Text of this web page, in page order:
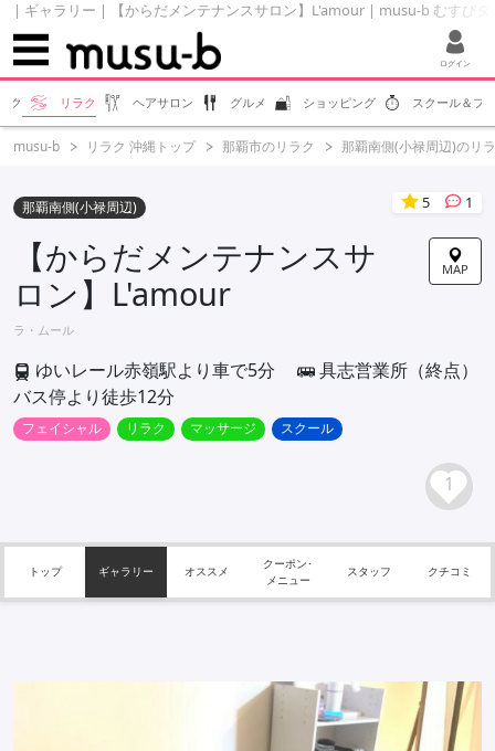
| ギャラリー | 【からだメンテナンスサロン】L'amour | musu-b むすびタ
ログイン
ク リラク ヘアサロン グルメ ショッピング スクール＆フ
musu-b リラク 沖縄トップ 那覇市のリラク 那覇南側(小禄周辺)のリ
那覇南側(小禄周辺) 5 1
MAP
【からだメンテナンスサ
ロン】L'amour
ラ・ムール
ゆいレール赤嶺駅より車で5分
具志営業所（終点）
バス停より徒歩12分
フェイシャル リラク マッサージ スクール
1
トップ ギャラリー オススメ
クーポン･
メニュー
スタッフ クチコミ